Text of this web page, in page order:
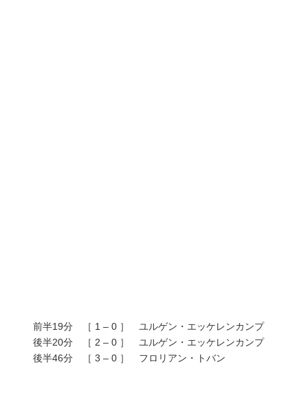
前半19分 ［ 1 – 0 ］ ユルゲン・エッケレンカンプ
後半20分 ［ 2 – 0 ］ ユルゲン・エッケレンカンプ
後半46分 ［ 3 – 0 ］ フロリアン・トバン